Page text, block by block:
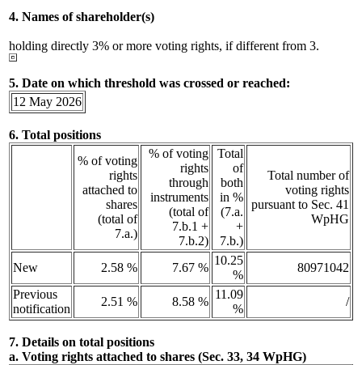
4. Names of shareholder(s)
holding directly 3% or more voting rights, if different from 3.
5. Date on which threshold was crossed or reached:
12 May 2026
6. Total positions
% of voting
rights
attached to
shares
(total of
7.a.)
% of voting
rights
through
instruments
(total of
7.b.1 +
7.b.2)
Total
of
both
in %
(7.a.
+
7.b.)
Total number of
voting rights
pursuant to Sec. 41
WpHG
New 2.58 % 7.67 %
10.25
%
80971042
Previous
notification
2.51 % 8.58 %
11.09
%
/
7. Details on total positions
a. Voting rights attached to shares (Sec. 33, 34 WpHG)